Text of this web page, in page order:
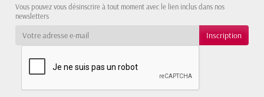
Vous pouvez vous désinscrire à tout moment avec le lien inclus dans nos
newsletters